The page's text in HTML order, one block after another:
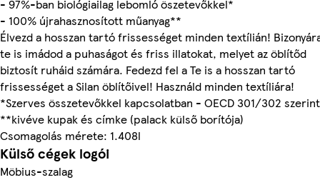
- 97%-ban biológiailag lebomló öszetevőkkel*
- 100% újrahasznosított műanyag**
Élvezd a hosszan tartó frissességet minden textílián!
te is imádod a puhaságot és friss illatokat, melyet az öblítőd
biztosít ruháid számára. Fedezd fel a Te is a hosszan tartó
frissességet a Silan öblítőivel! Használd minden textíliára!
*Szerves összetevőkkel kapcsolatban - OECD 301/302 szerint
**kivéve kupak és címke (palack külső borítója)
Csomagolás mérete: 1.408l
Külső cégek logói
Möbius-szalag